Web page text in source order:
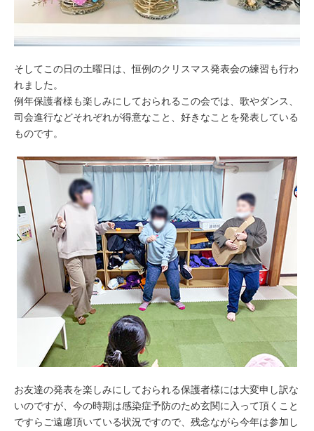
そしてこの日の土曜日は、恒例のクリスマス発表会の練習も行わ
れました。
例年保護者様も楽しみにしておられるこの会では、歌やダンス、
司会進行などそれぞれが得意なこと、好きなことを発表している
ものです。
お友達の発表を楽しみにしておられる保護者様には大変申し訳な
いのですが、今の時期は感染症予防のため玄関に入って頂くこと
ですらご遠慮頂いている状況ですので、残念ながら今年は参加し